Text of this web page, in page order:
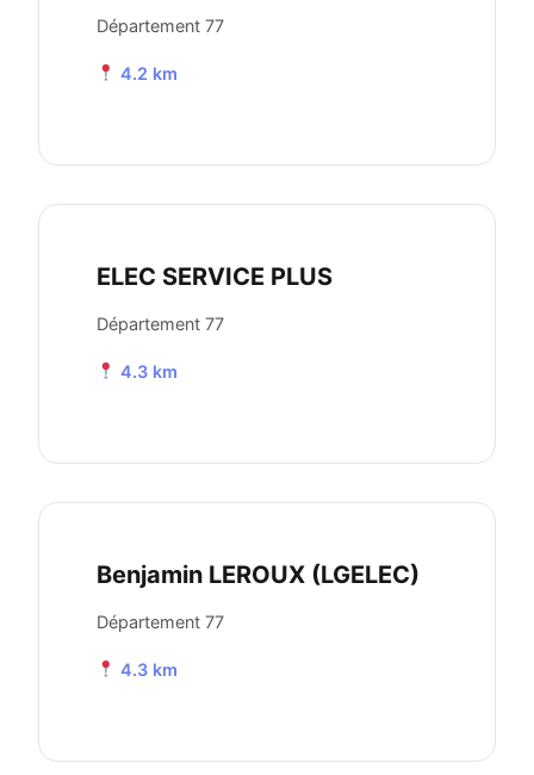
Département 77
4.2 km
ELEC SERVICE PLUS
Département 77
4.3 km
Benjamin LEROUX (LGELEC)
Département 77
4.3 km